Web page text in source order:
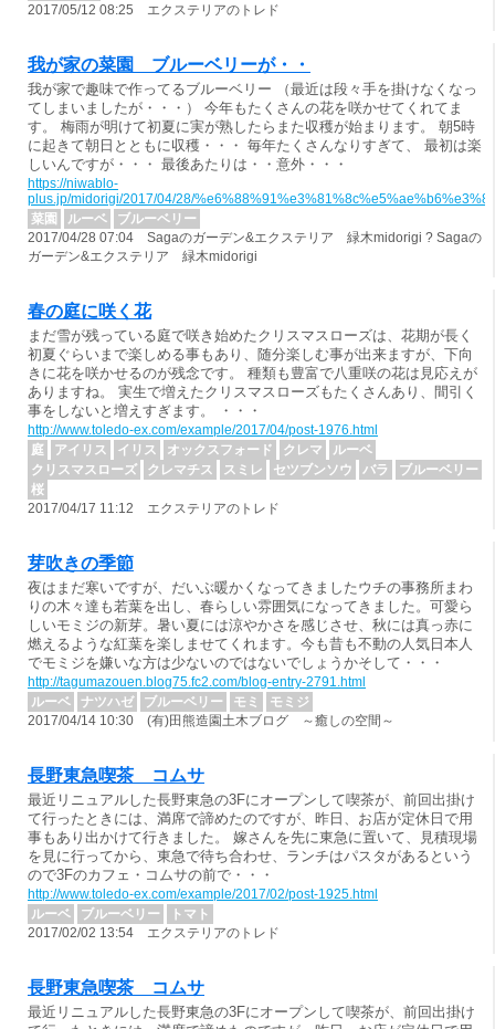
2017/05/12 08:25 エクステリアのトレド
我が家の菜園 ブルーベリーが・・
我が家で趣味で作ってるブルーベリー （最近は段々手を掛けなくなっ
てしまいましたが・・・） 今年もたくさんの花を咲かせてくれてま
す。 梅雨が明けて初夏に実が熟したらまた収穫が始まります。 朝5時
に起きて朝日とともに収穫・・・ 毎年たくさんなりすぎて、 最初は楽
しいんですが・・・ 最後あたりは・・意外・・・
https://niwablo-
plus.jp/midorigi/2017/04/28/
菜園
ルーベ
ブルーベリー
2017/04/28 07:04 Sagaのガーデン&エクステリア 緑木midorigi ? Sagaの
ガーデン&エクステリア 緑木midorigi
春の庭に咲く花
まだ雪が残っている庭で咲き始めたクリスマスローズは、花期が長く
初夏ぐらいまで楽しめる事もあり、随分楽しむ事が出来ますが、下向
きに花を咲かせるのが残念です。 種類も豊富で八重咲の花は見応えが
ありますね。 実生で増えたクリスマスローズもたくさんあり、間引く
事をしないと増えすぎます。 ・・・
http://www.toledo-ex.com/example/2017/04/post-1976.html
庭
アイリス イリス オックスフォード クレマ
ルーベ
クリスマスローズ
クレマチス スミレ セツブンソウ バラ
ブルーベリー
桜
2017/04/17 11:12 エクステリアのトレド
芽吹きの季節
夜はまだ寒いですが、だいぶ暖かくなってきましたウチの事務所まわ
りの木々達も若葉を出し、春らしい雰囲気になってきました。可愛ら
しいモミジの新芽。暑い夏には涼やかさを感じさせ、秋には真っ赤に
燃えるような紅葉を楽しませてくれます。今も昔も不動の人気日本人
でモミジを嫌いな方は少ないのではないでしょうかそして・・・
http://tagumazouen.blog75.fc2.com/blog-entry-2791.html
ルーベ
ナツハゼ ブルーベリー モミ
モミジ
2017/04/14 10:30 (有)田熊造園土木ブログ ～癒しの空間～
長野東急喫茶 コムサ
最近リニュアルした長野東急の3Fにオープンして喫茶が、前回出掛け
て行ったときには、満席で諦めたのですが、昨日、お店が定休日で用
事もあり出かけて行きました。 嫁さんを先に東急に置いて、見積現場
を見に行ってから、東急で待ち合わせ、ランチはパスタがあるという
ので3Fのカフェ・コムサの前で・・・
http://www.toledo-ex.com/example/2017/02/post-1925.html
ルーベ
ブルーベリー
トマト
2017/02/02 13:54 エクステリアのトレド
長野東急喫茶 コムサ
最近リニュアルした長野東急の3Fにオープンして喫茶が、前回出掛け